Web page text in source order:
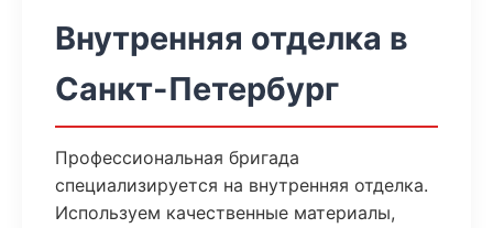
Внутренняя отделка в
Санкт-Петербург
Профессиональная бригада
специализируется на внутренняя отделка.
Используем качественные материалы,